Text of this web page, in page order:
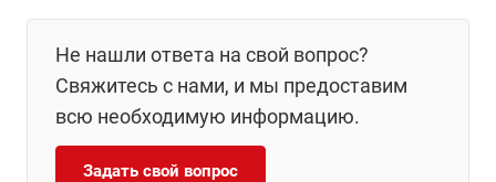
Не нашли ответа на свой вопрос?
Свяжитесь с нами, и мы предоставим
всю необходимую информацию.
Задать свой вопрос